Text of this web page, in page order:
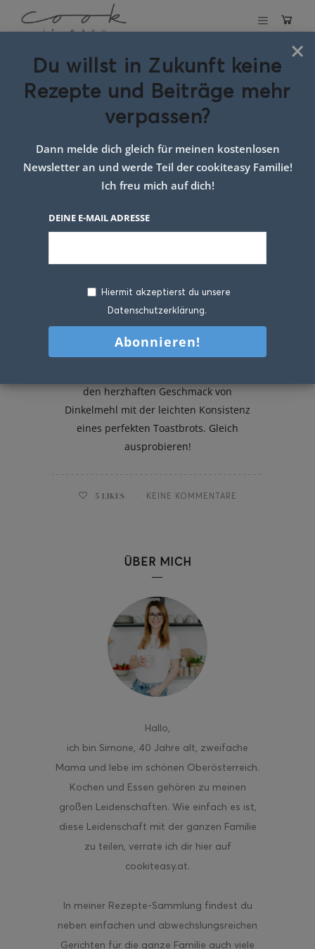
Schlagwort:Toast
Rezept
Dinkel-Toastbrot
den herzhaften Geschmack von
Dinkelmehl mit der leichten Konsistenz
eines perfekten Toastbrots. Gleich
ausprobieren!
5 LIKES KEINE KOMMENTARE
ÜBER MICH
Hallo,
ich bin Simone, 40 Jahre alt, zweifache
Mama und lebe im schönen Oberösterreich.
Kochen und Essen gehören zu meinen
großen Leidenschaften. Wie einfach es ist,
diese Leidenschaft mit der ganzen Familie
zu teilen, verrate ich dir hier auf
cookiteasy.at.
In meiner Rezepte-Sammlung findest du
neben einfachen und abwechslungsreichen
Gerichten für die ganze Familie auch viele
×
Du willst in Zukunft keine
Rezepte und Beiträge mehr
verpassen?
Dann melde dich gleich für meinen kostenlosen
Newsletter an und werde Teil der cookiteasy Familie!
Ich freu mich auf dich!
DEINE E-MAIL ADRESSE
Hiermit akzeptierst du unsere
Datenschutzerklärung.